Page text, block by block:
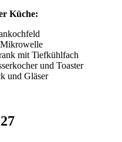
Küche:
mit Tiefkühlfach
und Toaster
und Gläser